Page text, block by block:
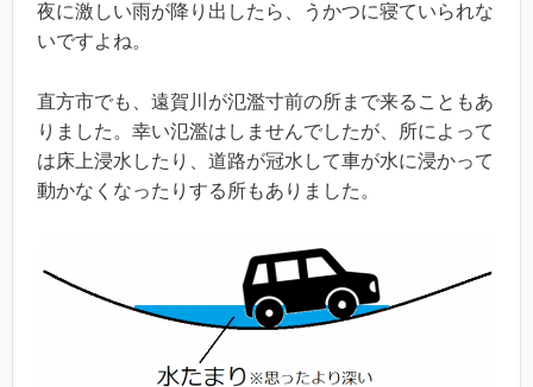
夜に激しい雨が降り出したら、うかつに寝ていられな
いですよね。
直方市でも、遠賀川が氾濫寸前の所まで来ることもあ
りました。幸い氾濫はしませんでしたが、所によって
は床上浸水したり、道路が冠水して車が水に浸かって
動かなくなったりする所もありました。